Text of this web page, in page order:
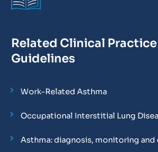
Related Clinical Practice
Guidelines
Work-Related Asthma
Occupational Interstitial Lung
Asthma: diagnosis, monitoring and